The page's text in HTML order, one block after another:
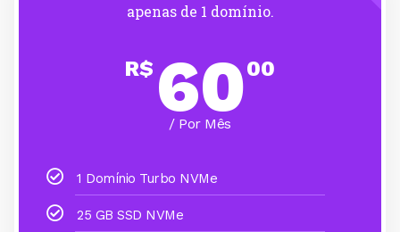
apenas de 1 domínio.
R$ 6000
/ Por Mês
1 Domínio Turbo NVMe
25 GB SSD NVMe